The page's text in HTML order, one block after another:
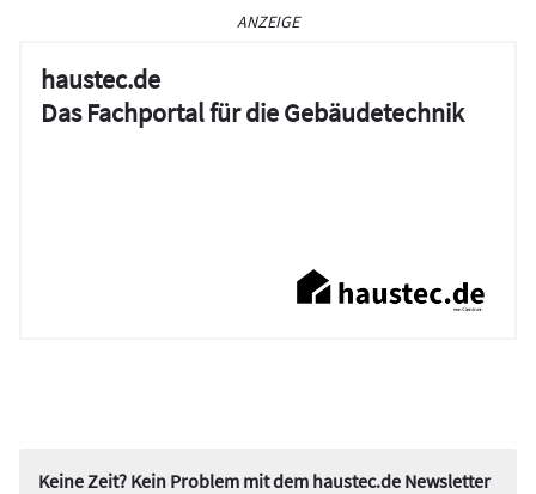
ANZEIGE
haustec.de
Das Fachportal für die Gebäudetechnik
Keine Zeit? Kein Problem mit dem haustec.de Newsletter